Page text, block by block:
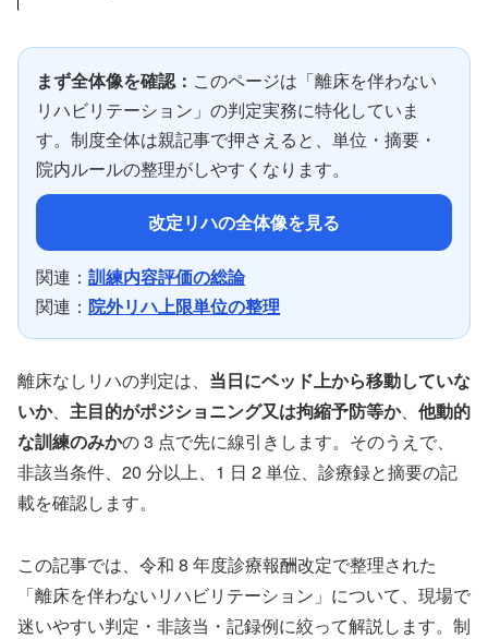
まず全体像を確認： このページは「離床を伴わない
リハビリテーション」の判定実務に特化していま
す。制度全体は親記事で押さえると、単位・摘要・
院内ルールの整理がしやすくなります。
改定リハの全体像を見る
関連： 訓練内容評価の総論
関連： 院外リハ上限単位の整理
離床なしリハの判定は、 当日にベッド上から移動していな
いか、 主目的がポジショニング又は拘縮予防等か、 他動的
な訓練のみかの 3 点で先に線引きします。そのうえで、
非該当条件、20 分以上、1 日 2 単位、診療録と摘要の記
載を確認します。
この記事では、令和 8 年度診療報酬改定で整理された
「離床を伴わないリハビリテーション」について、現場で
迷いやすい判定・非該当・記録例に絞って解説します。制